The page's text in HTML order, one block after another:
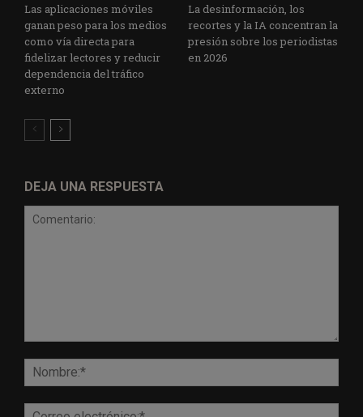
Las aplicaciones móviles
ganan peso para los medios
como vía directa para
fidelizar lectores y reducir
dependencia del tráfico
externo
La desinformación, los
recortes y la IA concentran la
presión sobre los periodistas
en 2026
DEJA UNA RESPUESTA